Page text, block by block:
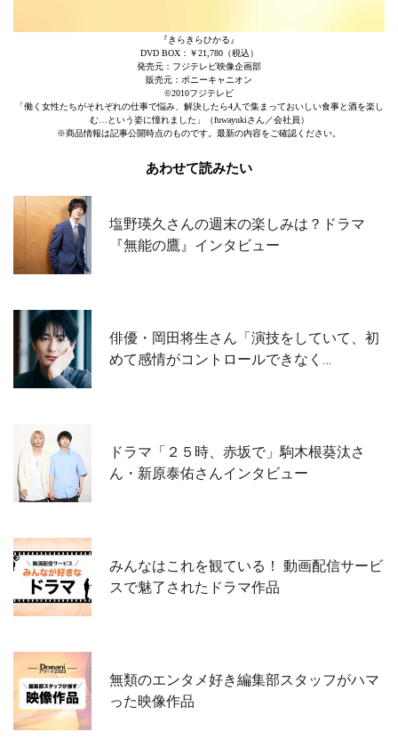
『きらきらひかる』
DVD BOX：￥21,780（税込）
発売元：フジテレビ映像企画部
販売元：ポニーキャニオン
©2010フジテレビ
「働く女性たちがそれぞれの仕事で悩み、解決したら4人で集まっておいしい食事と酒を楽し
む…という姿に憧れました」（fuwayukiさん／会社員）
※商品情報は記事公開時点のものです。最新の内容をご確認ください。
あわせて読みたい
塩野瑛久さんの週末の楽しみは？ドラマ
『無能の鷹』インタビュー
俳優・岡田将生さん「演技をしていて、初
めて感情がコントロールできなく…
ドラマ「２５時、赤坂で」駒木根葵汰さ
ん・新原泰佑さんインタビュー
みんなはこれを観ている！ 動画配信サービ
スで魅了されたドラマ作品
無類のエンタメ好き編集部スタッフがハマ
った映像作品